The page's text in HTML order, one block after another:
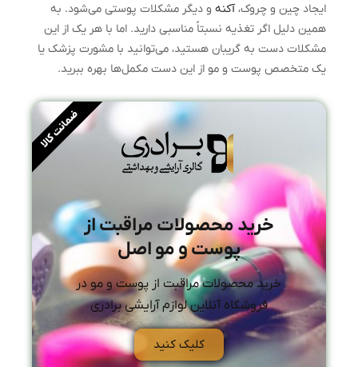
ایجاد چین و چروک،آکنه و دیگر مشکلات پوستی می‌شود. به
همین دلیل اگر تغذیه نسبتاً مناسبی دارید. اما با هر یک از این
مشکلات دست به گریبان هستید، می‌توانید با مشورت پزشک یا
یک متخصص پوست و مو از این دست مکمل‌ها بهره ببرید.
خرید محصولات مراقبت از
پوست و مو اصل
خرید محصولات مراقبت از پوست و مو در
فروشگاه آنلاین لوازم آرایشی برادری
کلیک کنید
ضمانت کالا